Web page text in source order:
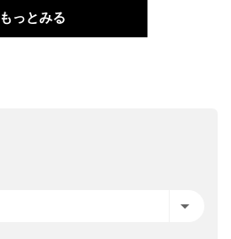
もっとみる